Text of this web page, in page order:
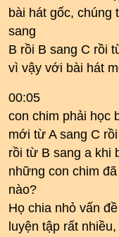
bài hát gốc, chúng
sang
B rồi B ​​sang C rồi
vì vậy với bài hát
00:05
con chim phải học
mới từ A sang C
rồi từ B sang a khi
những con chim
nào?
Họ chia nhỏ vấn
luyện tập rất